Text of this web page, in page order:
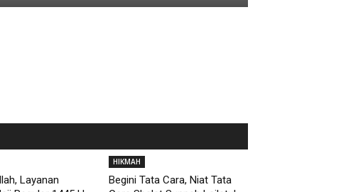
Layanan
HIKMAH
Begini Tata Cara, Niat Tata